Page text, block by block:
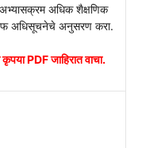
अधिक शैक्षणिक
अधिसूचनेचे अनुसरण करा.
PDF जाहिरात वाचा.